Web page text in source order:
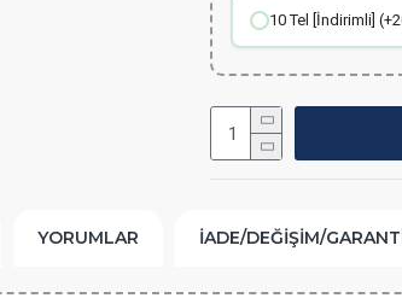
10 Tel [İndirimli]
YORUMLAR İADE/DEĞIŞIM/